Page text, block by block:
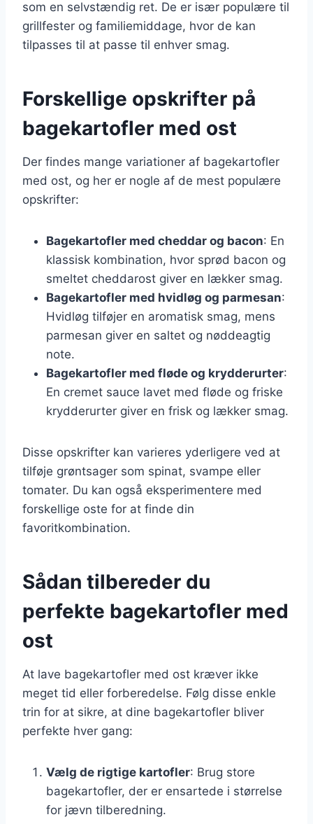
som en selvstændig ret. De er især populære til
grillfester og familiemiddage, hvor de kan
tilpasses til at passe til enhver smag.
Forskellige opskrifter på
bagekartofler med ost
Der findes mange variationer af bagekartofler
med ost, og her er nogle af de mest populære
opskrifter:
Bagekartofler med cheddar og bacon: En
klassisk kombination, hvor sprød bacon og
smeltet cheddarost giver en lækker smag.
Bagekartofler med hvidløg og parmesan:
Hvidløg tilføjer en aromatisk smag, mens
parmesan giver en saltet og nøddeagtig
note.
Bagekartofler med fløde og krydderurter:
En cremet sauce lavet med fløde og friske
krydderurter giver en frisk og lækker smag.
Disse opskrifter kan varieres yderligere ved at
tilføje grøntsager som spinat, svampe eller
tomater. Du kan også eksperimentere med
forskellige oste for at finde din
favoritkombination.
Sådan tilbereder du
perfekte bagekartofler med
ost
At lave bagekartofler med ost kræver ikke
meget tid eller forberedelse. Følg disse enkle
trin for at sikre, at dine bagekartofler bliver
perfekte hver gang:
Vælg de rigtige kartofler: Brug store
bagekartofler, der er ensartede i størrelse
for jævn tilberedning.